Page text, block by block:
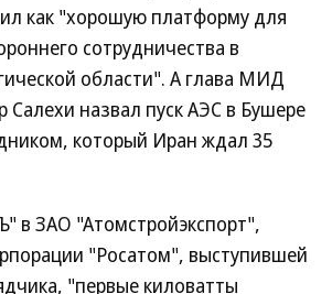
как "хорошую платформу для
сотрудничества в
области". А глава МИД
Салехи назвал пуск АЭС в Бушере
который Иран ждал 35
в ЗАО "Атомстройэкспорт",
"Росатом", выступившей
"первые киловатты